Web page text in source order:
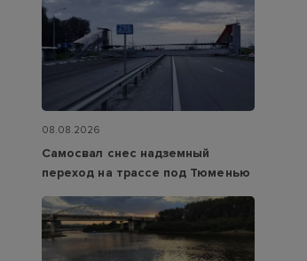
08.08.2026
Самосвал снес надземный
переход на трассе под Тюменью